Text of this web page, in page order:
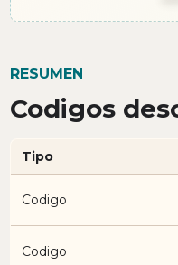
RESUMEN
Codigos
Tipo
Codigo
Codigo